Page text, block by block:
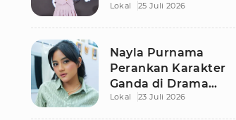
Jelang Manggung,
Lokal 25 Juli 2026
Nayla Purnama
Perankan Karakter
Ganda di Drama
Remaja Adaptasi AU
Lokal 23 Juli 2026